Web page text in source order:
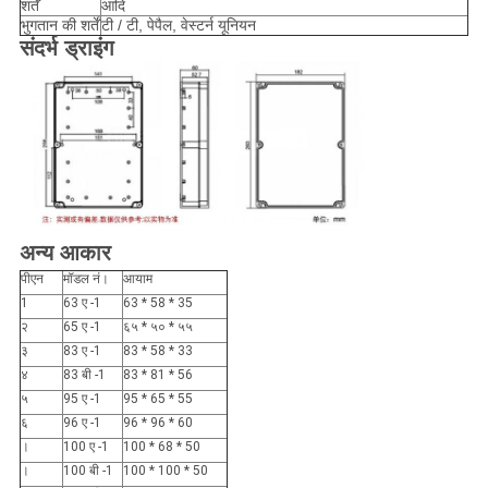
शर्तें
आदि
भुगतान की शर्तेंटी / टी, पेपैल, वेस्टर्न यूनियन
संदर्भ ड्राइंग
अन्य आकार
पीएन मॉडल नं।
आयाम
1
63 ए -1
63 * 58 * 35
२
65 ए -1
६५ * ५० * ५५
३
83 ए -1
83 * 58 * 33
४
83 बी -1
83 * 81 * 56
५
95 ए -1
95 * 65 * 55
६
96 ए -1
96 * 96 * 60
।
100 ए -1
100 * 68 * 50
।
100 बी -1
100 * 100 * 50